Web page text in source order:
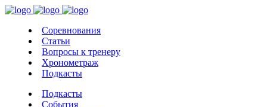
Соревнования
Статьи
Вопросы к тренеру
Хронометраж
Подкасты
Подкасты
События